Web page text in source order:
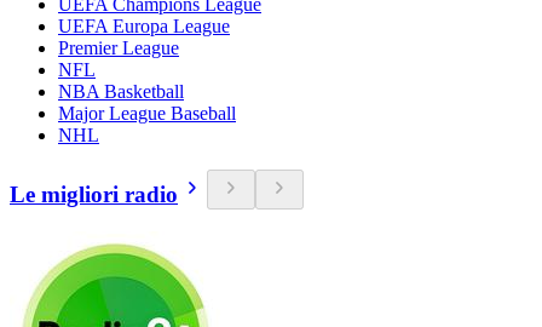
UEFA Champions League
UEFA Europa League
Premier League
NFL
NBA Basketball
Major League Baseball
NHL
Le migliori radio